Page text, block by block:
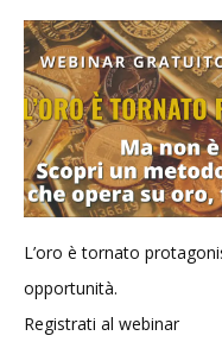
L’oro è tornato
opportunità.
Registrati al webinar